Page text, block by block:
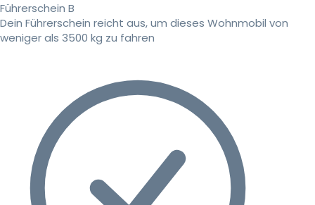
Führerschein B
Dein Führerschein reicht aus, um dieses Wohnmobil von
weniger als 3500 kg zu fahren